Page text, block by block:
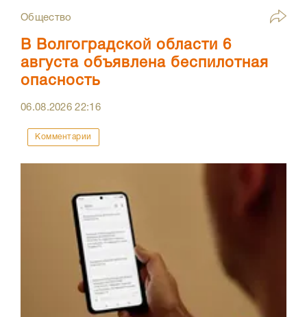
Общество
В Волгоградской области 6
августа объявлена беспилотная
опасность
06.08.202622:16
Комментарии